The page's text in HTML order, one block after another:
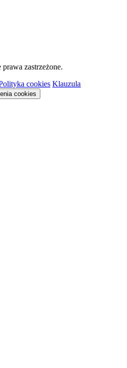
zastrzeżone.
cookies Klauzula
cookies